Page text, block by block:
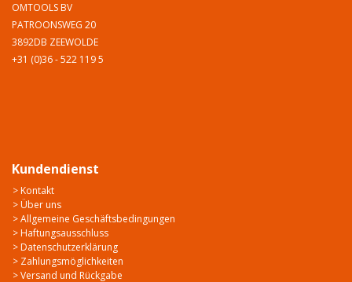
OMTOOLS BV
PATROONSWEG 20
3892DB ZEEWOLDE
+31 (0)36 - 522 119 5
Kundendienst
> Kontakt
> Über uns
> Allgemeine Geschäftsbedingungen
> Haftungsausschluss
> Datenschutzerklärung
> Zahlungsmöglichkeiten
> Versand und Rückgabe